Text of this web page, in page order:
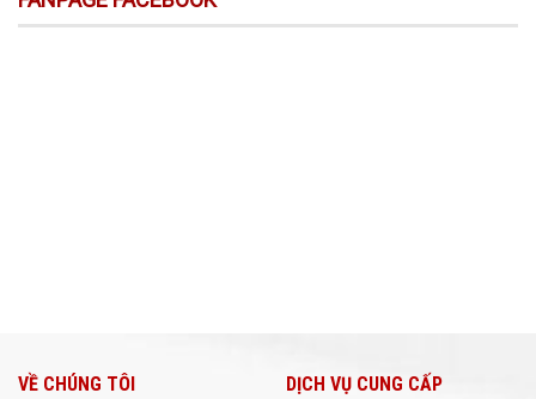
VỀ CHÚNG TÔI DỊCH VỤ CUNG CẤP